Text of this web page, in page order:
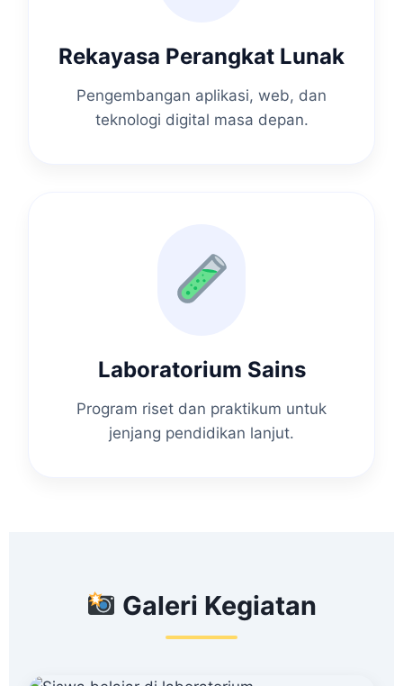
Rekayasa Perangkat Lunak
Pengembangan aplikasi, web, dan
teknologi digital masa depan.
Laboratorium Sains
Program riset dan praktikum untuk
jenjang pendidikan lanjut.
Galeri Kegiatan